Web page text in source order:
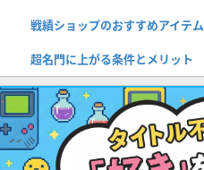
戦績ショップのおすすめアイテム
超名門に上がる条件とメリット